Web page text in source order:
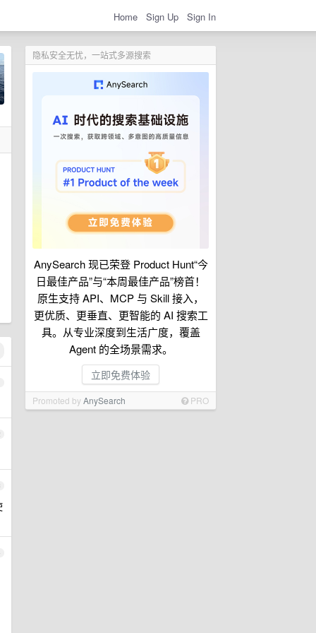
Home Sign Up Sign In
隐私安全无忧，一站式多源搜索
AnySearch 现已荣登 Product Hunt“今
日最佳产品”与“本周最佳产品”榜首！
原生支持 API、MCP 与 Skill 接入，
更优质、更垂直、更智能的 AI 搜索工
具。从专业深度到生活广度，覆盖
Agent 的全场景需求。
立即免费体验
Promoted byAnySearch PRO